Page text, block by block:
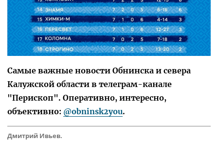
Самые важные новости Обнинска и севера
Калужской области в телеграм-канале
"Перископ". Оперативно, интересно,
объективно: @obninsk2you.
Дмитрий Ивьев.